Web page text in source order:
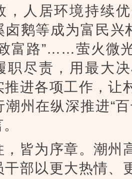
，人居环境持续
卤鹅等成为富民兴
富路”……萤火微
职尽责，用最大
推进各项工作，让
潮州在纵深推进“
，皆为序章。潮州
干部以更大热情、